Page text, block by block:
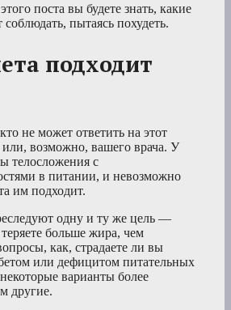
поста вы будете знать, какие
пытаясь похудеть.
подходит
не может ответить на этот
или, возможно, вашего врача. У
телосложения с
в питании, и невозможно
им подходит.
одну и ту же цель —
больше жира, чем
как, страдаете ли вы
или дефицитом питательных
варианты более
другие.